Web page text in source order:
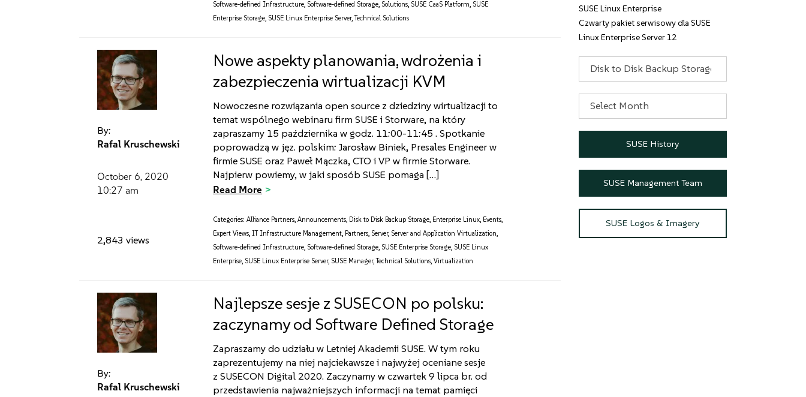
Software-defined Infrastructure, Software-defined Storage, Solutions, SUSE CaaS Platform, SUSE
Enterprise Storage, SUSE Linux Enterprise Server, Technical Solutions
By:
Rafal Kruschewski
October 6, 2020
10:27 am
2,843 views
Nowe aspekty planowania, wdrożenia i
zabezpieczenia wirtualizacji KVM
Nowoczesne rozwiązania open source z dziedziny wirtualizacji to
temat wspólnego webinaru firm SUSE i Storware, na który
zapraszamy 15 października w godz. 11:00-11:45 . Spotkanie
poprowadzą w jęz. polskim: Jarosław Biniek, Presales Engineer w
firmie SUSE oraz Paweł Mączka, CTO i VP w firmie Storware.
Najpierw powiemy, w jaki sposób SUSE pomaga […]
Read More
Categories: Alliance Partners,Announcements, Disk to Disk Backup Storage, Enterprise Linux, Events,
Expert Views,IT Infrastructure Management, Partners, Server, Server and Application Virtualization,
Software-defined Infrastructure, Software-defined Storage, SUSE Enterprise Storage, SUSE Linux
Enterprise, SUSE Linux Enterprise Server, SUSE Manager, Technical Solutions,Virtualization
By:
Rafal Kruschewski
Najlepsze sesje z SUSECON po polsku:
zaczynamy od Software Defined Storage
Zapraszamy do udziału w Letniej Akademii SUSE. W tym roku
zaprezentujemy na niej najciekawsze i najwyżej oceniane sesje
z SUSECON Digital 2020. Zaczynamy w czwartek 9 lipca br. od
przedstawienia najważniejszych informacji na temat pamięci
SUSE Linux Enterprise
Czwarty pakiet serwisowy dla SUSE
Linux Enterprise Server 12
SUSE History
SUSE Management Team
SUSE Logos & Imagery